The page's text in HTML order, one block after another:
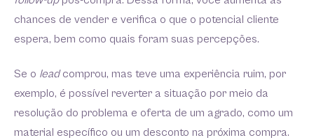
chances de vender e verifica o que o potencial cliente
espera, bem como quais foram suas percepções.
Se o leadcomprou, mas teve uma experiência ruim, por
exemplo, é possível reverter a situação por meio da
resolução do problema e oferta de um agrado, como um
material específico ou um desconto na próxima compra.